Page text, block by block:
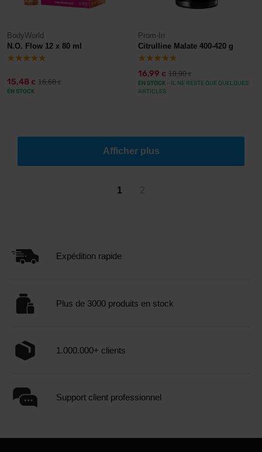
BodyWorld
N.O. Flow 12 x 80 ml
15,48 € 16,68€
EN STOCK
Prom-In
Citrulline Malate 400-420 g
16,99 € 18,90€
EN STOCK - IL NE RESTE QUE QUELQUES
ARTICLES
Afficher plus
1 2
Expédition rapide
Plus de 3000 produits en stock
1.000.000+ clients
Support client professionnel